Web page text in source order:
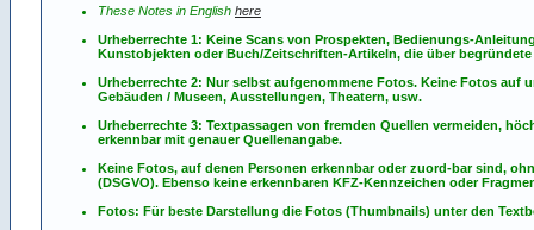
These Notes in English here
Urheberrechte 1: Keine Scans von Prospekten, Bedienungs-
Kunstobjekten oder Buch/Zeitschriften-Artikeln, die über
Urheberrechte 2: Nur selbst aufgenommene Fotos. Keine Fotos auf
Gebäuden / Museen, Ausstellungen, Theatern, usw.
Urheberrechte 3: Textpassagen von fremden Quellen vermeiden,
erkennbar mit genauer Quellenangabe.
Keine Fotos, auf denen Personen erkennbar oder zuord-bar sind,
(DSGVO). Ebenso keine erkennbaren KFZ-Kennzeichen oder
Fotos: Für beste Darstellung die Fotos (Thumbnails) unter den